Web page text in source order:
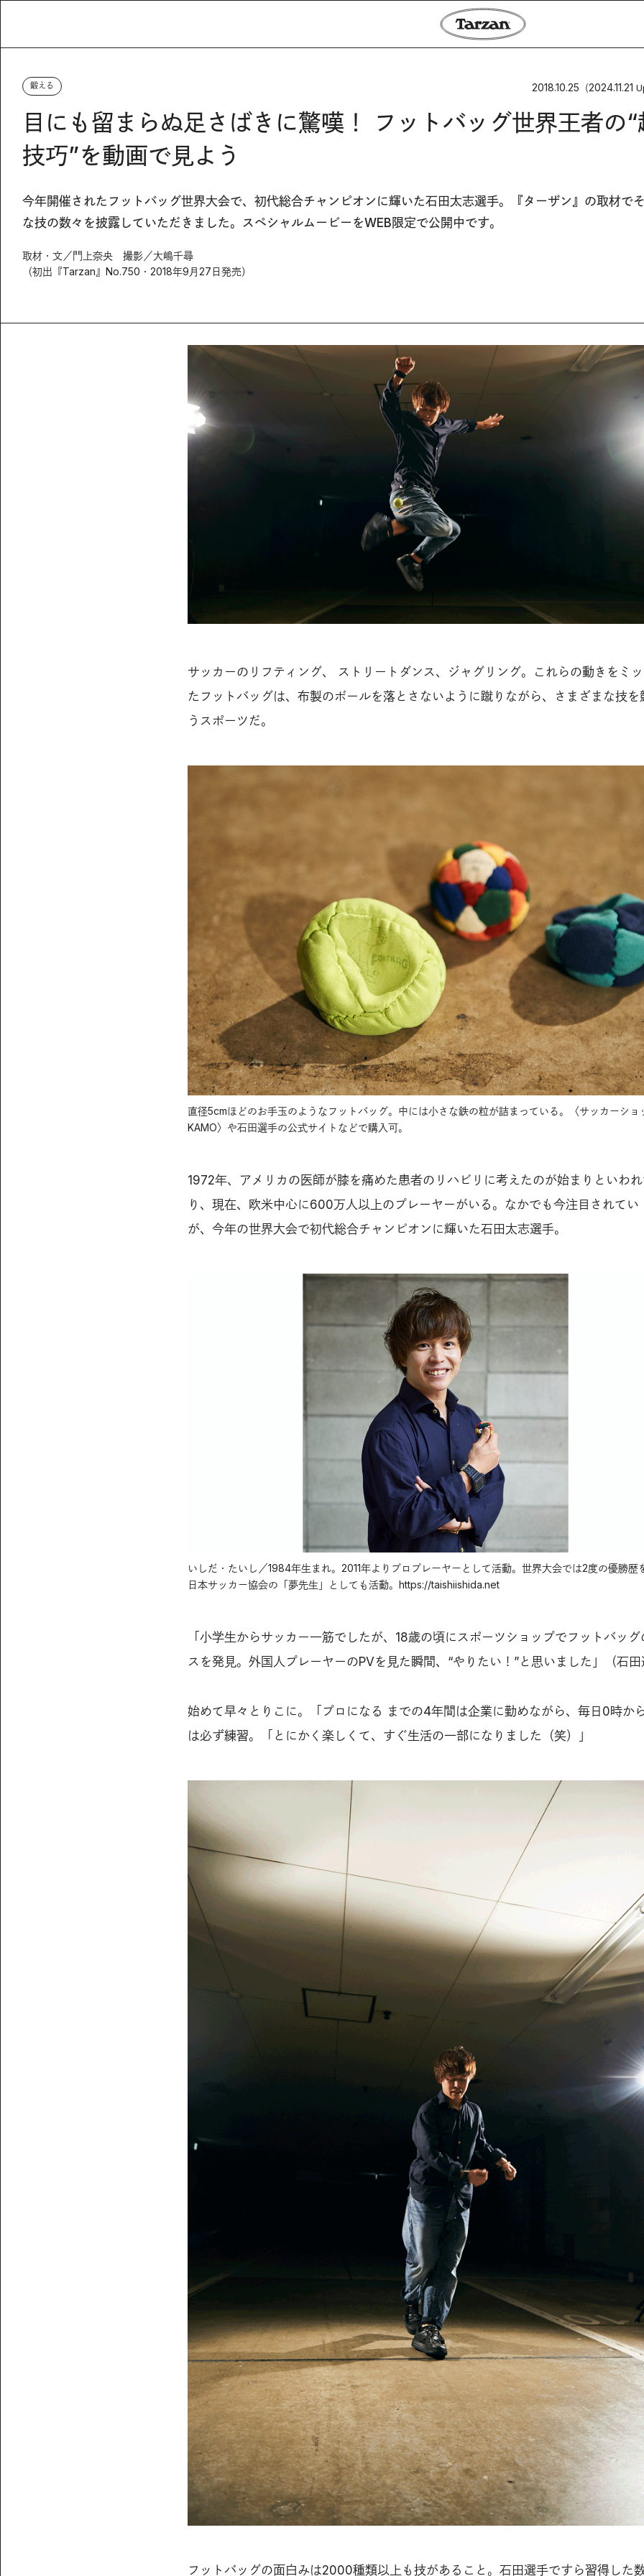
鍛える 2018.10.25 （2024.11.21
目にも留まらぬ足さばきに驚嘆！ フットバッグ世界王者の“
技巧”を動画で見よう
今年開催されたフットバッグ世界大会で、初代総合チャンピオンに輝いた石田太志選手。『ターザン』の取材で
な技の数々を披露していただきました。スペシャルムービーをWEB限定で公開中です。
取材・文／門上奈央 撮影／大嶋千尋
（初出『Tarzan』No.750・2018年9月27日発売）
サッカーのリフティング、 ストリートダンス、ジャグリング。これらの動きをミ
たフットバッグは、布製のボールを落とさないように蹴りながら、さまざまな技を
うスポーツだ。
直径5cmほどのお手玉のようなフットバッグ。中には小さな鉄の粒が詰まっている。〈サッカーショ
KAMO〉や石田選手の公式サイトなどで購入可。
1972年、アメリカの医師が膝を痛めた患者のリハビリに考えたのが始まりといわ
り、現在、欧米中心に600万人以上のプレーヤーがいる。なかでも今注目されてい
が、今年の世界大会で初代総合チャンピオンに輝いた石田太志選手。
いしだ・たいし／1984年生まれ。2011年よりプロプレーヤーとして活動。世界大会では2度の優勝歴
日本サッカー協会の「夢先生」としても活動。https://taishiishida.net
「小学生からサッカー一筋でしたが、18歳の頃にスポーツショップでフットバッ
スを発見。外国人プレーヤーのPVを見た瞬間、“やりたい！”と思いました」（石
始めて早々とりこに。「プロになる までの4年間は企業に勤めながら、毎日0時か
は必ず練習。「とにかく楽しくて、すぐ生活の一部になりました（笑）」
フットバッグの面白みは2000種類以上も技があること。石田選手ですら習得した